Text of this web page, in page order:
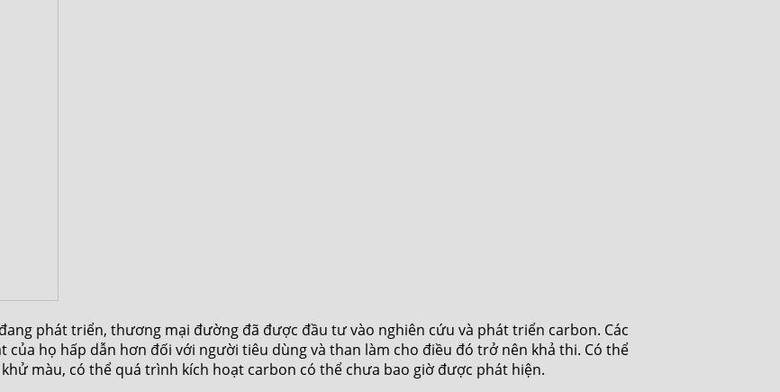
phát triển, thương mại đường đã được đầu tư vào nghiên cứu và phát triển carbon. Các
họ hấp dẫn hơn đối với người tiêu dùng và than làm cho điều đó trở nên khả thi. Có thể
màu, có thể quá trình kích hoạt carbon có thể chưa bao giờ được phát hiện.